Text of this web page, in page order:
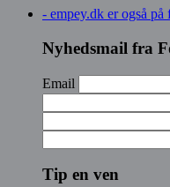
- empey.dk er også på
Nyhedsmail fra
Email
Tip en ven